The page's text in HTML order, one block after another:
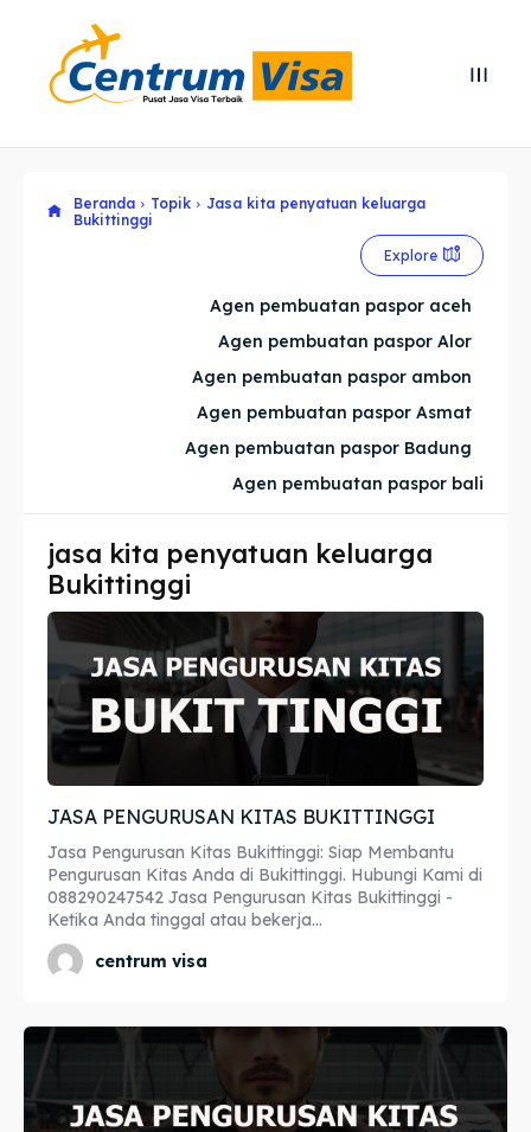
Explore our destinations
Imta
Legalisir
Apostille
Penerjemah
Asuransi
Explore our destinations
Imta
Legalisir
Apostille
Penerjemah
Asuransi
Beranda Topik
Jasa kita penyatuan keluarga
Bukittinggi
Explore
Agen pembuatan paspor aceh
Agen pembuatan paspor Alor
Agen pembuatan paspor ambon
Agen pembuatan paspor Asmat
Agen pembuatan paspor Badung
Agen pembuatan paspor bali
jasa kita penyatuan keluarga
Bukittinggi
JASA PENGURUSAN KITAS BUKITTINGGI
Jasa Pengurusan Kitas Bukittinggi: Siap Membantu
Pengurusan Kitas Anda di Bukittinggi. Hubungi Kami di
088290247542 Jasa Pengurusan Kitas Bukittinggi -
Ketika Anda tinggal atau bekerja...
centrum visa